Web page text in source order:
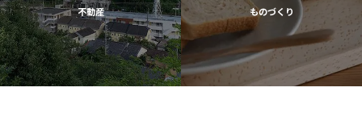
不動産 ものづくり